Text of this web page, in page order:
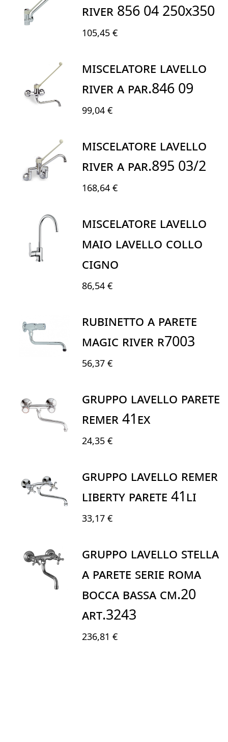
RIVER 856 04 250X350
105,45 €
MISCELATORE LAVELLO
RIVER A PAR.846 09
99,04 €
MISCELATORE LAVELLO
RIVER A PAR.895 03/2
168,64 €
MISCELATORE LAVELLO
MAIO LAVELLO COLLO
CIGNO
86,54 €
RUBINETTO A PARETE
MAGIC RIVER R7003
56,37 €
GRUPPO LAVELLO PARETE
REMER 41EX
24,35 €
GRUPPO LAVELLO REMER
LIBERTY PARETE 41LI
33,17 €
Gruppo lavello STELLA
a parete serie ROMA
bocca bassa cm.20
art.3243
236,81 €